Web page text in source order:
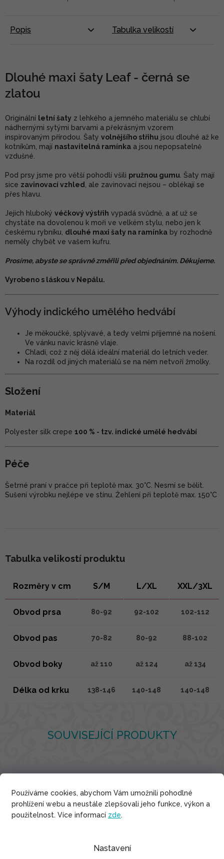
Používáme cookies, abychom Vám umožnili pohodlné
prohlížení webu a neustále zlepšovali jeho funkce, výkon a
použitelnost. Více informací zde.
Nastavení
SOUVISEJÍCÍ PRODUKTY
Popis Tabulka velikostí
Dlouhé maxi šaty Leaf - černá se
zlatou
Originální letní šaty z lehkého a jemného materiálu se chlubí
nádhernými sytými barvami a překrásným vzorem
inspirovaným přírodou. Šaty volnějšího střihu jsou dlouhé až ke
kotníkům, mají nastavitelná ramínka a jsou nepopsatelně
vzdušné.
Pod prsy jsme pro větší pohodlí všili pružnou gumu . Šaty mají
sice zavinovací vzhled
, ale zavinovací nejsou – oblékají se
přes hlavu.
Jejich hluboký véčkový výstřih vypadá svůdně, a ať už se
chystáte na dovolenou k moři ve velkém stylu, nebo jen k
českému rybníku, dlouhé maxi šaty na ramínka by rozhodně
neměly chybět ve vašem kufru.
Prosíme, abyste se správně změřili před objednáním. Děkujeme.
Vyrobeno s láskou v Nepálu.
Výhody indického umělého hedvábí
Je měkoučké, splývavé, a tedy velmi příjemné na nošení.
Ve vánku navíc krásně vlaje.
Chladí, což z něj dělá ideální materiál do letních veder.
Na rozdíl od jiných materiálů se na něm netvoří žmolky.
Složení
Materiál
Polyester silk crepe 100 % - tzv. indické umělé hedvábí
Péče
Šetrné praní v pračce při teplotě max. 30°C. Nesmí se bělit.
Sušení výrobku nejlépe ve stínu. Žehlení při teplotě max. 150°C
Tabulka velikostí produktu
Rozměry v cm S/M L/XL XXL/3XL
Obvod prsa 80-92 92-102 102-112
Obvod pas 70-82 80-92 88-102
Obvod boky až 110 až 124 až 134
Délka od krku 138-146 140-148 140-148